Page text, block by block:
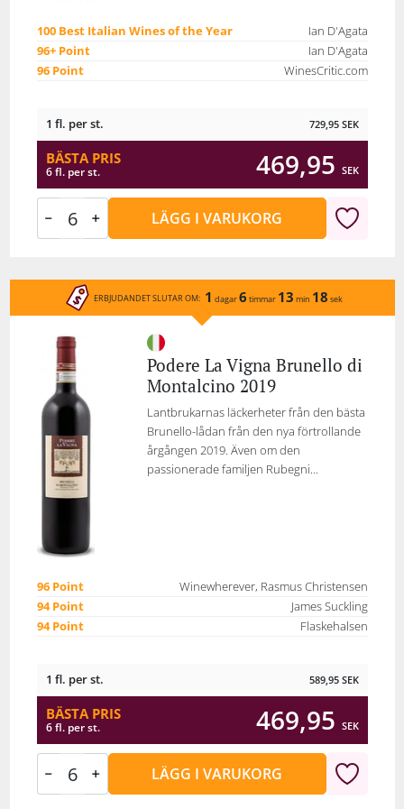
100 Best Italian Wines of the Year
Ian D'Agata
96+ Point
Ian D'Agata
96 Point
WinesCritic.com
1 fl. per st. 729,95 SEK
BÄSTA PRIS
6 fl. per st. 469,95 SEK
LÄGG I VARUKORG
ERBJUDANDET SLUTAR OM: 1 dagar6 timmar 13 min 18 sek
Podere La Vigna Brunello di
Montalcino 2019
Lantbrukarnas läckerheter från den bästa
Brunello-lådan från den nya förtrollande
årgången 2019. Även om den
passionerade familjen Rubegni...
96 Point
Winewherever, Rasmus Christensen
94 Point
James Suckling
94 Point
Flaskehalsen
1 fl. per st. 589,95 SEK
BÄSTA PRIS
6 fl. per st. 469,95 SEK
LÄGG I VARUKORG